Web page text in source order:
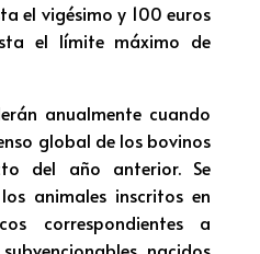
el vigésimo y 100 euros
el límite máximo de
anualmente cuando
global de los bovinos
del año anterior. Se
animales inscritos en
correspondientes a